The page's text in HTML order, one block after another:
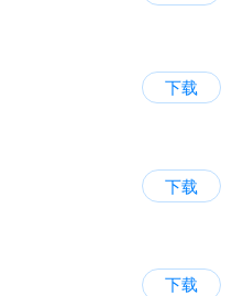
下载
下载
下载